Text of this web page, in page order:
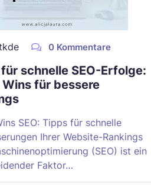
0 Kommentare
schnelle SEO-Erfolge:
für bessere
SEO: Tipps für schnelle
Ihrer Website-Rankings
(SEO) ist ein
Faktor…